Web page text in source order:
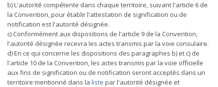
b) L'autorité compétente dans chaque territoire, suivant l'article 6 de
la Convention, pour établir l'attestation de signification ou de
notification est l'autorité désignée.
c) Conformément aux dispositions de l'article 9 de la Convention,
l'autorité désignée recevra les actes transmis par la voie consulaire.
d) En ce qui concerne les dispositions des paragraphes b) et c) de
l'article 10 de la Convention, les actes transmis par la voie officielle
aux fins de signification ou de notification seront acceptés dans un
territoire mentionné dans la liste par l'autorité désignée et